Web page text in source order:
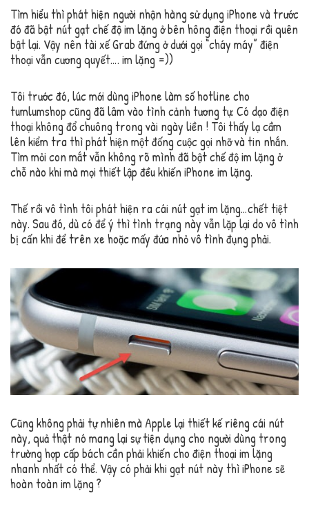
Tìm hiểu thì phát hiện người nhận hàng sử dụng iPhone và trước
đó đã bật nút gạt chế độ im lặng ở bên hông điện thoại rồi quên
bật lại. Vậy nên tài xế Grab đứng ở dưới gọi “cháy máy” điện
thoại vẫn cương quyết…. im lặng =))
Tôi trước đó, lúc mới dùng iPhone làm số hotline cho
tumlumshop cũng đã lâm vào tình cảnh tương tự. Có dạo điện
thoại không đổ chuông trong vài ngày liền ! Tôi thấy lạ cầm
lên kiểm tra thì phát hiện một đống cuộc gọi nhỡ và tin nhắn.
Tìm mỏi con mắt vẫn không rõ mình đã bật chế độ im lặng ở
chỗ nào khi mà mọi thiết lập đều khiến iPhone im lặng.
Thế rồi vô tình tôi phát hiện ra cái nút gạt im lặng…chết tiệt
này. Sau đó, dù có để ý thì tình trạng này vẫn lặp lại do vô tình
bị cấn khi để trên xe hoặc mấy đứa nhỏ vô tình đụng phải.
Cũng không phải tự nhiên mà Apple lại thiết kế riêng cái nút
này, quả thật nó mang lại sự tiện dụng cho người dùng trong
trường hợp cấp bách cần phải khiến cho điện thoại im lặng
nhanh nhất có thể. Vậy có phải khi gạt nút này thì iPhone sẽ
hoàn toàn im lặng ?